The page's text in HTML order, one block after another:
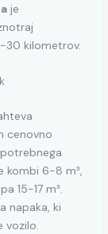
je
30 kilometrov.
cenovno
kombi 6-8 m³,
15-17 m³.
napaka, ki
vozilo.